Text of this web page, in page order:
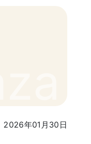
2026年01月30日